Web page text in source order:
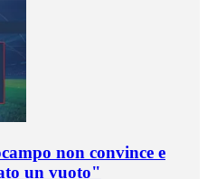
non convince e
un vuoto"